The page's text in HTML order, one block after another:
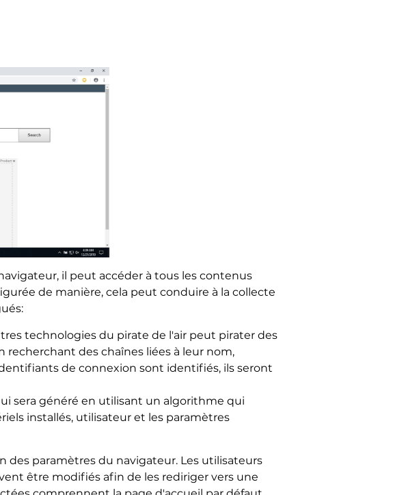
il peut accéder à tous les contenus
de manière, cela peut conduire à la collecte
technologies du pirate de l'air peut pirater des
des chaînes liées à leur nom,
de connexion sont identifiés, ils seront
sera généré en utilisant un algorithme qui
installés, utilisateur et les paramètres
des paramètres du navigateur. Les utilisateurs
être modifiés afin de les rediriger vers une